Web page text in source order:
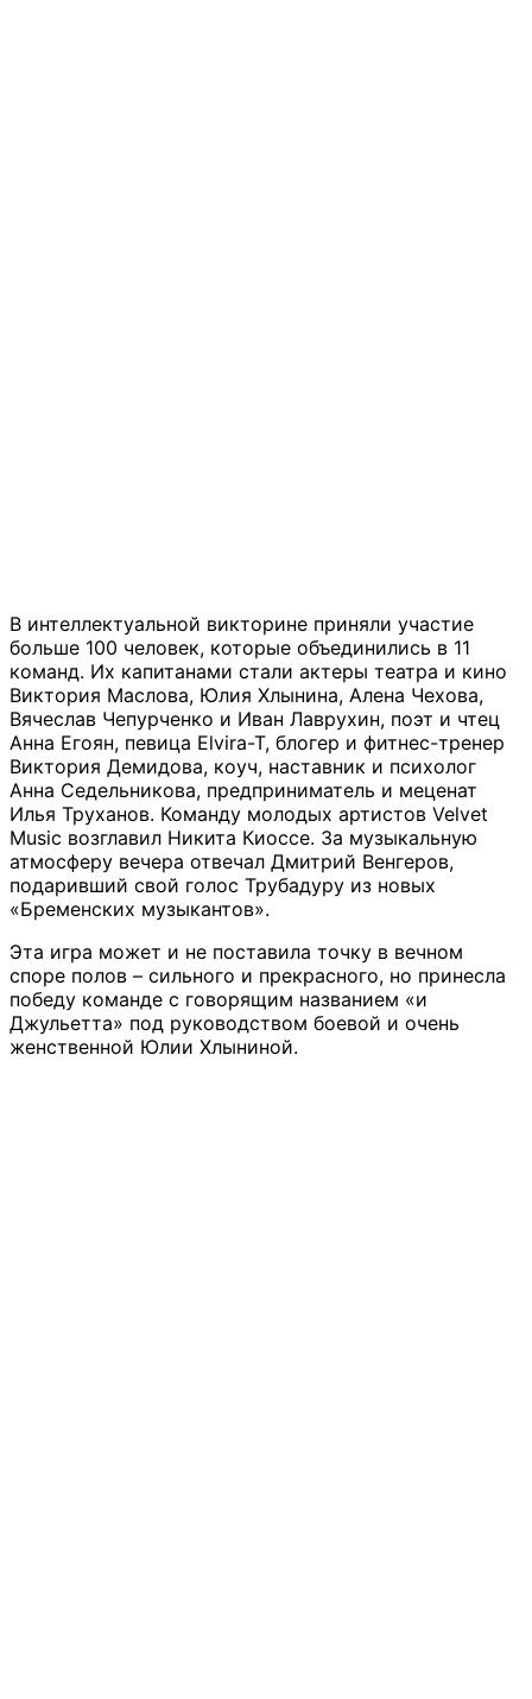
В интеллектуальной викторине приняли участие
больше 100 человек, которые объединились в 11
команд. Их капитанами стали актеры театра и кино
Виктория Маслова, Юлия Хлынина, Алена Чехова,
Вячеслав Чепурченко и Иван Лаврухин, поэт и чтец
Анна Егоян, певица Elvira-T, блогер и фитнес-тренер
Виктория Демидова, коуч, наставник и психолог
Анна Седельникова, предприниматель и меценат
Илья Труханов. Команду молодых артистов Velvet
Music возглавил Никита Киоссе. За музыкальную
атмосферу вечера отвечал Дмитрий Венгеров,
подаривший свой голос Трубадуру из новых
«Бременских музыкантов».
Эта игра может и не поставила точку в вечном
споре полов – сильного и прекрасного, но принесла
победу команде с говорящим названием «и
Джульетта» под руководством боевой и очень
женственной Юлии Хлыниной.